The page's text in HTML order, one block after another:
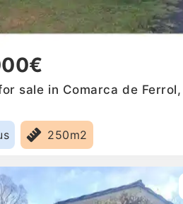
sale in Comarca de Ferrol,
250m2